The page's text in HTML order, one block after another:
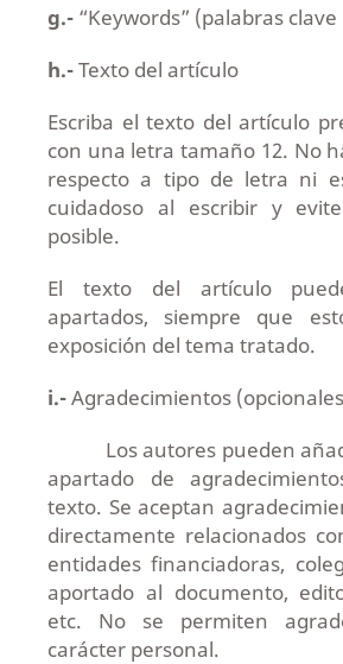
g.-“Keywords” (palabras
h.-Texto del artículo
Escriba el texto del artículo
con una letra tamaño 12. No
respecto a tipo de letra ni
cuidadoso al escribir y
posible.
El texto del artículo
apartados, siempre que
exposición del tema tratado.
i.-Agradecimientos
Los autores pueden
apartado de
texto. Se aceptan
directamente relacionados
entidades financiadoras,
aportado al documento,
etc. No se permiten
carácter personal.